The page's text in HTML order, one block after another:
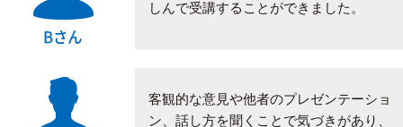
Bさん
しんで受講することができました。
客観的な意見や他者のプレゼンテーショ
ン、話し方を聞くことで気づきがあり、